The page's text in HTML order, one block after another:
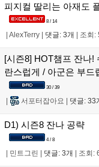
피지컬 딸리는 아재도
8 / 14
AlexTerry 댓글: 3개 조회:
[시즌8] HOT챔프 잔나!
란스럽게 / 아군은 부드
30 / 39
| 서포터잡아요 | 댓글: 33
D1) 시즌8 잔나 공략
4 / 8
민트그린 댓글: 3개 조회: